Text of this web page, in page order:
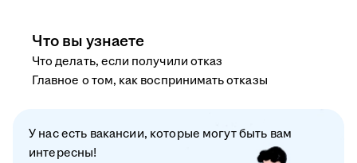
Что вы узнаете
Что делать, если получили отказ
Главное о том, как воспринимать отказы
У нас есть вакансии, которые могут быть вам
интересны!